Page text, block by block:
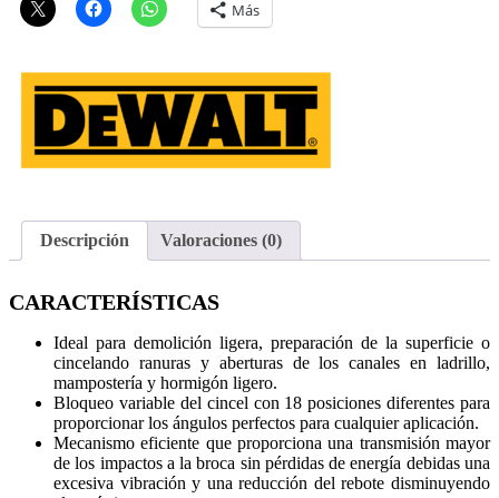
Más
Descripción Valoraciones (0)
CARACTERÍSTICAS
Ideal para demolición ligera, preparación de la superficie o
cincelando ranuras y aberturas de los canales en ladrillo,
mampostería y hormigón ligero.
Bloqueo variable del cincel con 18 posiciones diferentes para
proporcionar los ángulos perfectos para cualquier aplicación.
Mecanismo eficiente que proporciona una transmisión mayor
de los impactos a la broca sin pérdidas de energía debidas una
excesiva vibración y una reducción del rebote disminuyendo